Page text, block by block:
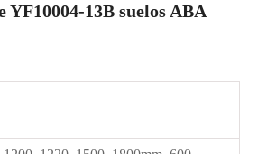
YF10004-13B suelos ABA